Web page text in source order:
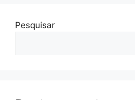
Pesquisar